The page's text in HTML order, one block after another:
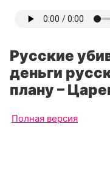
Русские
деньги
плану –
Полная версия